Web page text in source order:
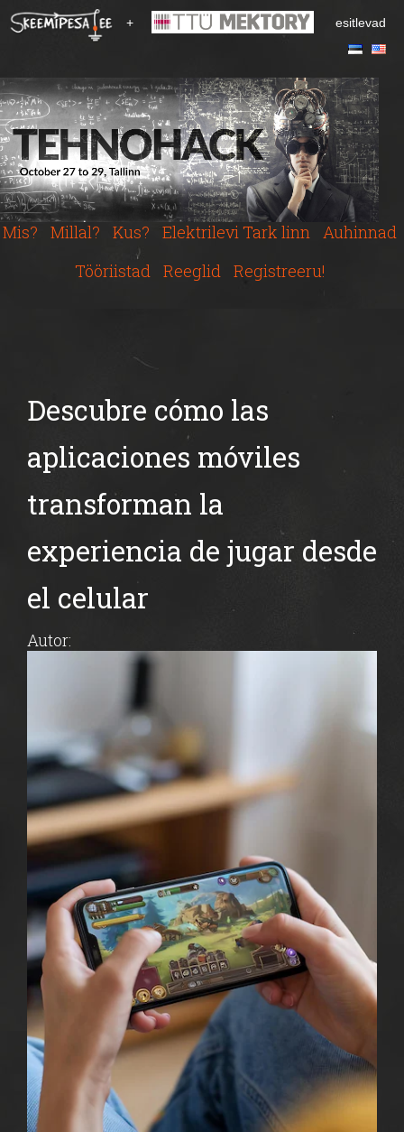
t
o
m
a
i
n
c
o
+ esitlevad
Mis? Millal? Kus? Elektrilevi Tark linn Auhinnad
Tööriistad
Reeglid Registreeru!
Descubre cómo las
aplicaciones móviles
transforman la
experiencia de jugar desde
el celular
Autor: